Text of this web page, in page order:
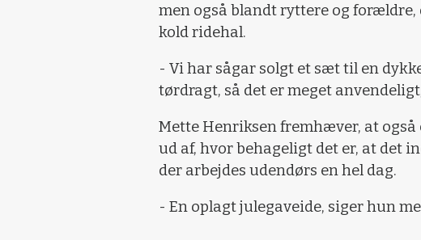
men også blandt ryttere og
kold ridehal.
- Vi har sågar solgt et sæt til en
tørdragt, så det er meget
Mette Henriksen fremhæver, at
ud af, hvor behageligt det er, at det
der arbejdes udendørs en hel dag.
- En oplagt julegaveide, siger hun